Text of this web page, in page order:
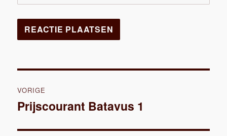
navigatie
VORIGE
Vorig
Prijscourant Batavus 1